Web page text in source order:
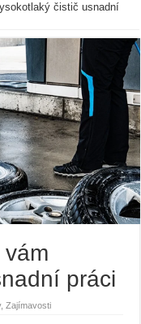
čistič usnadní
práci
,Zajímavosti